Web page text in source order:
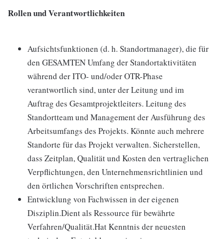
Rollen und Verantwortlichkeiten
Aufsichtsfunktionen (d. h. Standortmanager), die für
den GESAMTEN Umfang der Standortaktivitäten
während der ITO- und/oder OTR-Phase
verantwortlich sind, unter der Leitung und im
Auftrag des Gesamtprojektleiters. Leitung des
Standortteam und Management der Ausführung des
Arbeitsumfangs des Projekts. Könnte auch mehrere
Standorte für das Projekt verwalten. Sicherstellen,
dass Zeitplan, Qualität und Kosten den vertraglichen
Verpflichtungen, den Unternehmensrichtlinien und
den örtlichen Vorschriften entsprechen.
Entwicklung von Fachwissen in der eigenen
Disziplin.Dient als Ressource für bewährte
Verfahren/Qualität.Hat Kenntnis der neuesten